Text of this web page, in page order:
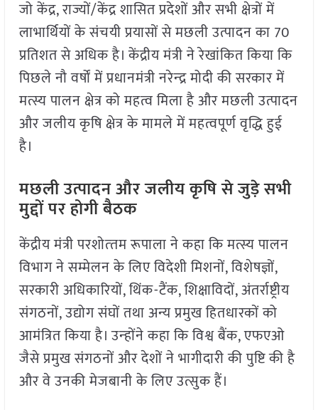
जो केंद्र, राज्यों/केंद्र शासित प्रदेशों और सभी क्षेत्रों में
लाभार्थियों के संचयी प्रयासों से मछली उत्पादन का 70
प्रतिशत से अधिक है। केंद्रीय मंत्री ने रेखांकित किया कि
पिछले नौ वर्षों में प्रधानमंत्री नरेन्‍द्र मोदी की सरकार में
मत्स्य पालन क्षेत्र को महत्व मिला है और मछली उत्पादन
और जलीय कृषि क्षेत्र के मामले में महत्वपूर्ण वृद्धि हुई
है।
मछली उत्पादन और जलीय कृषि से जुड़े सभी
मुद्दों पर होगी बैठक
केंद्रीय मंत्री परशोत्‍तम रूपाला ने कहा कि मत्स्य पालन
विभाग ने सम्मेलन के लिए विदेशी मिशनों, विशेषज्ञों,
सरकारी अधिकारियों, थिंक-टैंक, शिक्षाविदों, अंतर्राष्ट्रीय
संगठनों, उद्योग संघों तथा अन्य प्रमुख हितधारकों को
आमंत्रित किया है। उन्‍होंने कहा कि विश्व बैंक, एफएओ
जैसे प्रमुख संगठनों और देशों ने भागीदारी की पुष्टि की है
और वे उनकी मेजबानी के लिए उत्सुक हैं।